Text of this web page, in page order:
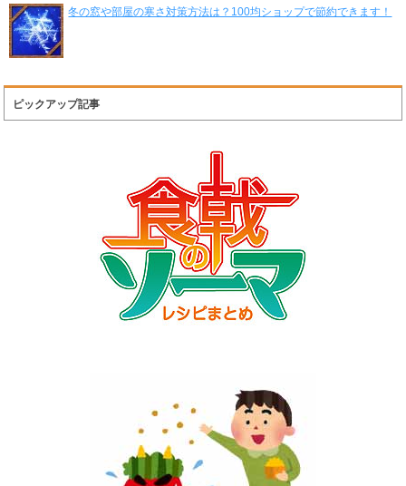
冬の窓や部屋の寒さ対策方法は？100均ショップで節約できます！
ピックアップ記事